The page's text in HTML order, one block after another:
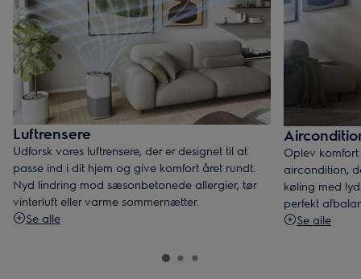
Luftrensere
Udforsk vores luftrensere, der er designet til at
passe ind i dit hjem og give komfort året rundt.
Nyd lindring mod sæsonbetonede allergier, tør
vinterluft eller varme sommernætter.
Se alle
Oplev
aircondition,
køling med
perfekt
Se alle